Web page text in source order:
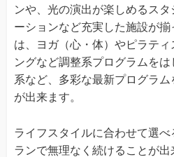
ンや、光の演出が楽しめるス
ーションなど充実した施設が
は、ヨガ（心・体）やピラテ
ングなど調整系プログラムを
系など、多彩な最新プログラ
が出来ます。
ライフスタイルに合わせて選
ランで無理なく続けることが